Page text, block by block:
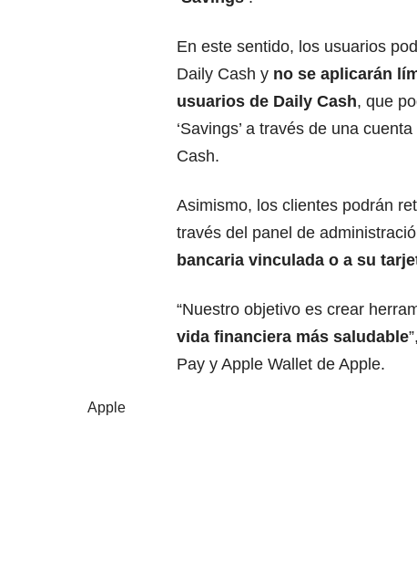
En este sentido, los usuarios
Daily Cash y no se aplicarán
usuarios de Daily Cash, que
‘Savings’ a través de una
Cash.
Asimismo, los clientes podrán
través del panel de
bancaria vinculada o a su
“Nuestro objetivo es crear
vida financiera más saludable
Pay y Apple Wallet de Apple.
Apple